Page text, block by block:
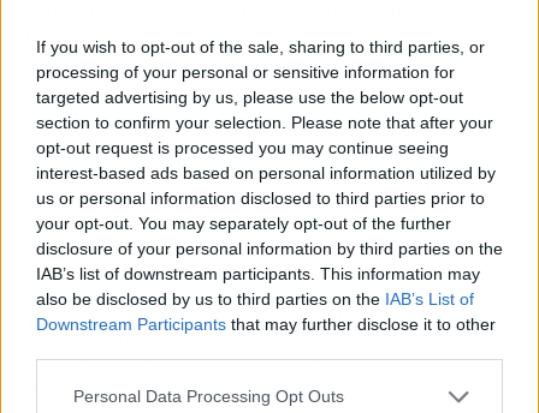
If you wish to opt-out of the sale, sharing to third parties, or
processing of your personal or sensitive information for
targeted advertising by us, please use the below opt-out
section to confirm your selection. Please note that after your
opt-out request is processed you may continue seeing
interest-based ads based on personal information utilized by
us or personal information disclosed to third parties prior to
your opt-out. You may separately opt-out of the further
disclosure of your personal information by third parties on the
IAB’s list of downstream participants. This information may
also be disclosed by us to third parties on the IAB’s List of
Downstream Participants that may further disclose it to other
Personal Data Processing Opt Outs
Universitario Quirónsalud Madrid, además de
estar en el Hospital Universitario Ruber Juan
Bravo y Hospital Quirónsalud San José, y la
doctora Susana Monereo, jefa del Servicio de
Endocrinología y Nutrición del Gregorio
Marañón, además de formar parte del Hospital
Ruber Internacional.
En la especialidad de Fertilidad y Reproducción
Asistida destacan el doctor Juan Antonio García
Velasco, director científico del Centro de
doctor Ramón Aurell Ballesteros, que dirige el